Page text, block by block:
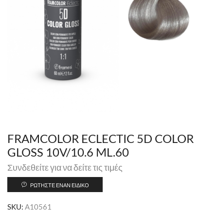
FRAMCOLOR ECLECTIC 5D COLOR
GLOSS 10V/10.6 ML.60
Συνδεθείτε για να δείτε τις τιμές
ΡΩΤΉΣΤΕ ΈΝΑΝ ΕΙΔΙΚΌ
SKU: A10561